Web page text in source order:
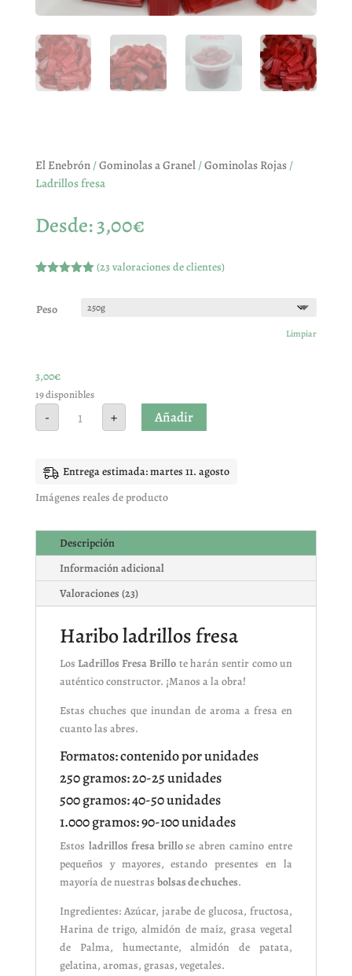
El Enebrón/Gominolas a Granel/Gominolas Rojas/
Ladrillos fresa
Desde:3,00€
5 en base
a
(23valoraciones de clientes)
Peso
Limpiar
3,00€
19 disponibles
-
Ladrillos
fresa
cantidad
+ Añadir
Entrega estimada: martes 11. agosto
Imágenes reales de producto
Descripción
Información adicional
Valoraciones (23)
Haribo ladrillos fresa
LosLadrillos Fresa Brillote harán sentir como un
auténtico constructor. ¡Manos a la obra!
Estas chuches que inundan de aroma a fresa en
cuanto las abres.
Formatos: contenido por unidades
250 gramos: 20-25 unidades
500 gramos: 40-50 unidades
1.000 gramos: 90-100 unidades
Estos ladrillos fresa brillo se abren camino entre
pequeños y mayores, estando presentes en la
mayoría de nuestras bolsas de chuches.
Ingredientes: Azúcar, jarabe de glucosa, fructosa,
Harina de trigo, almidón de maíz, grasa vegetal
de Palma, humectante, almidón de patata,
gelatina, aromas, grasas, vegetales.